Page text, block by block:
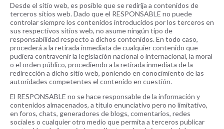
Desde el sitio web, es posible que se redirija a contenidos de
terceros sitios web. Dado que el RESPONSABLE no puede
controlar siempre los contenidos introducidos por los terceros en
sus respectivos sitios web, no asume ningún tipo de
responsabilidad respecto a dichos contenidos. En todo caso,
procederá a la retirada inmediata de cualquier contenido que
pudiera contravenir la legislación nacional o internacional, la moral
o el orden público, procediendo a la retirada inmediata de la
redirección a dicho sitio web, poniendo en conocimiento de las
autoridades competentes el contenido en cuestión.
El RESPONSABLE no se hace responsable de la información y
contenidos almacenados, a título enunciativo pero no limitativo,
en foros, chats, generadores de blogs, comentarios, redes
sociales o cualquier otro medio que permita a terceros publicar